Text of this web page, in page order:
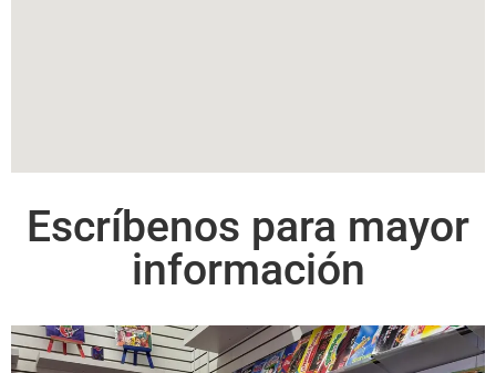
Escríbenos para mayor
información